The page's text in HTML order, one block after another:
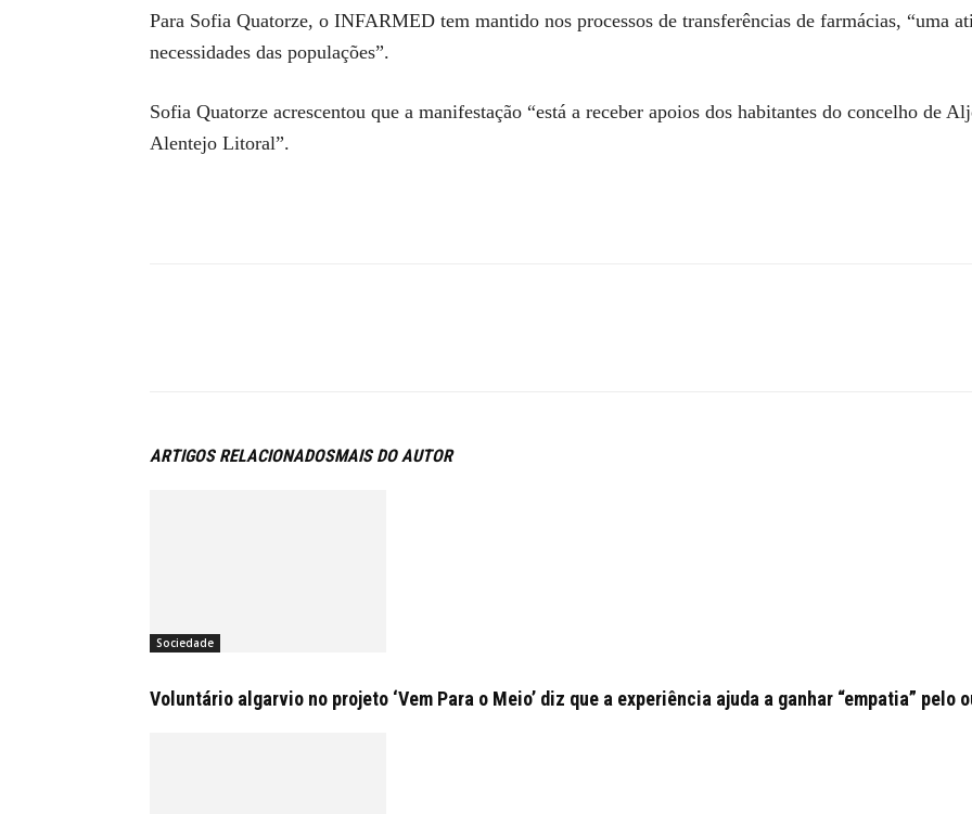
Para Sofia Quatorze, o INFARMED tem mantido nos processos de transferências de farmácias, “uma
necessidades das populações”.
Sofia Quatorze acrescentou que a manifestação “está a receber apoios dos habitantes do concelho de
Alentejo Litoral”.
ARTIGOS RELACIONADOSMAIS DO AUTOR
Sociedade
Voluntário algarvio no projeto ‘Vem Para o Meio’ diz que a experiência ajuda a ganhar “empatia” pelo